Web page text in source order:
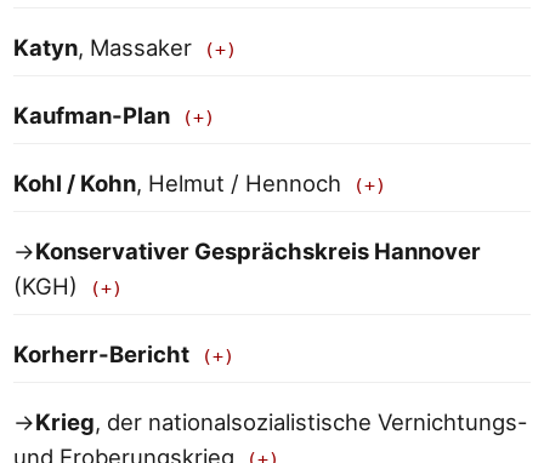
Katyn, Massaker
Kaufman-Plan
Kohl / Kohn, Helmut / Hennoch
→Konservativer Gesprächskreis Hannover
(KGH)
Korherr-Bericht
→Krieg, der nationalsozialistische Vernichtungs-
und Eroberungskrieg